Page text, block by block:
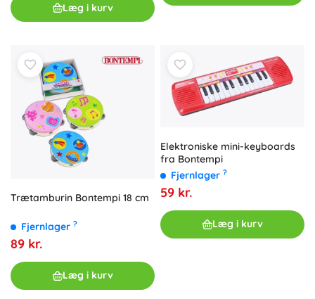
Læg i kurv
Trætamburin Bontempi 18 cm
Fjernlager ?
89 kr.
Læg i kurv
Elektroniske mini-keyboards
fra Bontempi
Fjernlager ?
59 kr.
Læg i kurv